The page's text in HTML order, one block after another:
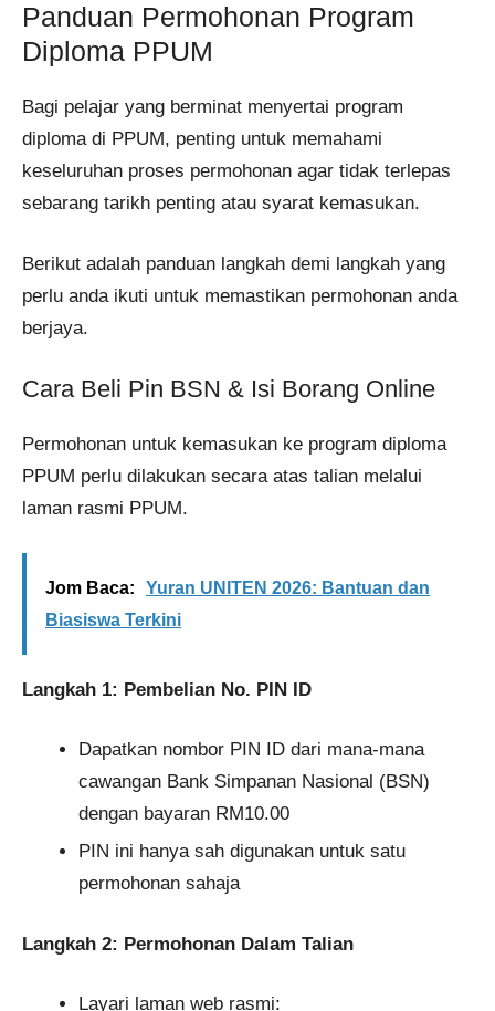
Panduan Permohonan Program
Diploma PPUM
Bagi pelajar yang berminat menyertai program
diploma di PPUM, penting untuk memahami
keseluruhan proses permohonan agar tidak terlepas
sebarang tarikh penting atau syarat kemasukan.
Berikut adalah panduan langkah demi langkah yang
perlu anda ikuti untuk memastikan permohonan anda
berjaya.
Cara Beli Pin BSN & Isi Borang Online
Permohonan untuk kemasukan ke program diploma
PPUM perlu dilakukan secara atas talian melalui
laman rasmi PPUM.
Jom Baca:
Yuran UNITEN 2026: Bantuan dan
Biasiswa Terkini
Langkah 1: Pembelian No. PIN ID
Dapatkan nombor PIN ID dari mana-mana
cawangan Bank Simpanan Nasional (BSN)
dengan bayaran RM10.00
PIN ini hanya sah digunakan untuk satu
permohonan sahaja
Langkah 2: Permohonan Dalam Talian
Layari laman web rasmi: